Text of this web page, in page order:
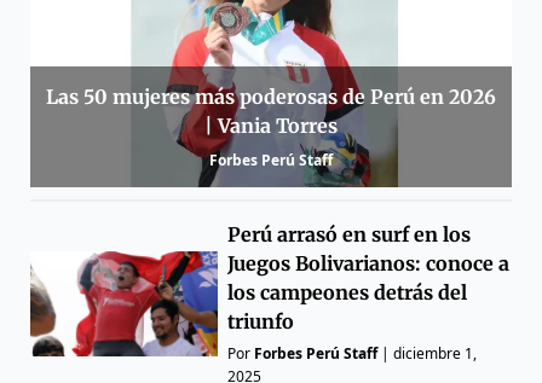
Las 50 mujeres más poderosas de Perú en 2026
| Vania Torres
Forbes Perú Staff
Perú arrasó en surf en los
Juegos Bolivarianos: conoce a
los campeones detrás del
triunfo
Por Forbes Perú Staff|diciembre 1,
2025